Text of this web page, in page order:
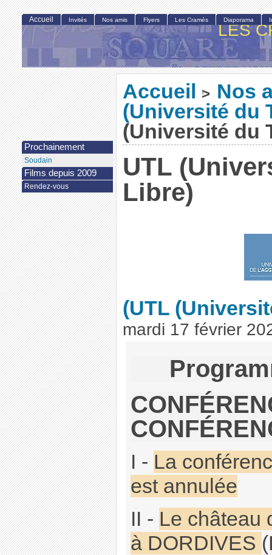
LES
Accueil > Nos
(Université du
(Université du
UTL
Libre)
(UTL
mardi 17 février
I - La
est annulée
II - Le château
à DORDIVES
Accueil Invités Nos amis Flyers Les Cramés Diaporama
Prochainement
Soudain
Films depuis 2009
Rendez-vous